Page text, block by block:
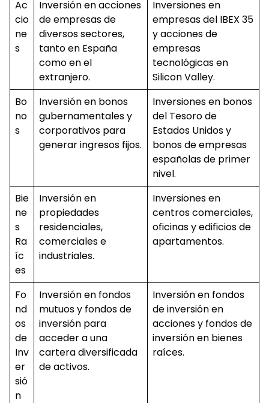
Ac
cio
ne
s
Inversión en acciones
de empresas de
diversos sectores,
tanto en España
como en el
extranjero.
Inversiones en
empresas del IBEX 35
y acciones de
empresas
tecnológicas en
Silicon Valley.
Bo
no
s
Inversión en bonos
gubernamentales y
corporativos para
generar ingresos fijos.
Inversiones en bonos
del Tesoro de
Estados Unidos y
bonos de empresas
españolas de primer
nivel.
Bie
ne
s
Ra
íc
es
Inversión en
propiedades
residenciales,
comerciales e
industriales.
Inversiones en
centros comerciales,
oficinas y edificios de
apartamentos.
Fo
nd
os
de
Inv
er
sió
n
Inversión en fondos
mutuos y fondos de
inversión para
acceder a una
cartera diversificada
de activos.
Inversión en fondos
de inversión en
acciones y fondos de
inversión en bienes
raíces.